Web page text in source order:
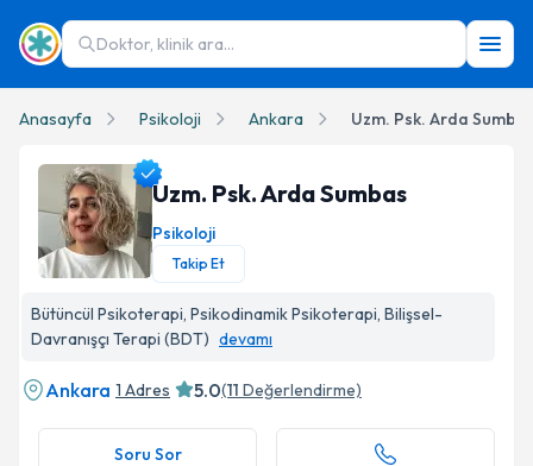
Doktor, klinik ara...
Anasayfa Psikoloji Ankara Uzm. Psk. Arda
Uzm. Psk. Arda Sumbas
Psikoloji
Takip Et
Bütüncül Psikoterapi, Psikodinamik Psikoterapi, Bilişsel-
Davranışçı Terapi (BDT) devamı
Ankara 1 Adres 5.0(11 Değerlendirme)
Soru Sor